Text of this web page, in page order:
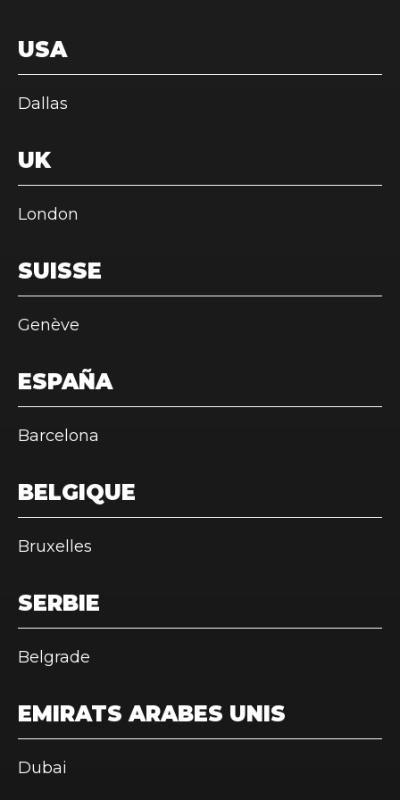
USA
Dallas
UK
London
SUISSE
Genève
ESPAÑA
Barcelona
BELGIQUE
Bruxelles
SERBIE
Belgrade
EMIRATS ARABES UNIS
Dubai